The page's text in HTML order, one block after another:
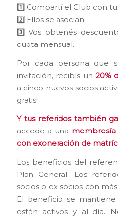
1️⃣ Compartí el Club con
2️⃣ Ellos se asocian.
3️⃣ Vos obtenés
cuota mensual.
Por cada persona que
invitación, recibís un 20%
a cinco nuevos socios
gratis!
Y tus referidos también
accede a una membresía
con exoneración de
Los beneficios del
Plan General. Los
socios o ex socios con
El beneficio se
estén activos y al día.